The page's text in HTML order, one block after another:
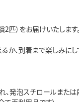
匹）をお届けいたしま
か、到着まで楽しみに
、発泡スチロールまた